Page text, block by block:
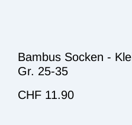
Bambus Socken -
Gr. 25-35
CHF 11.90